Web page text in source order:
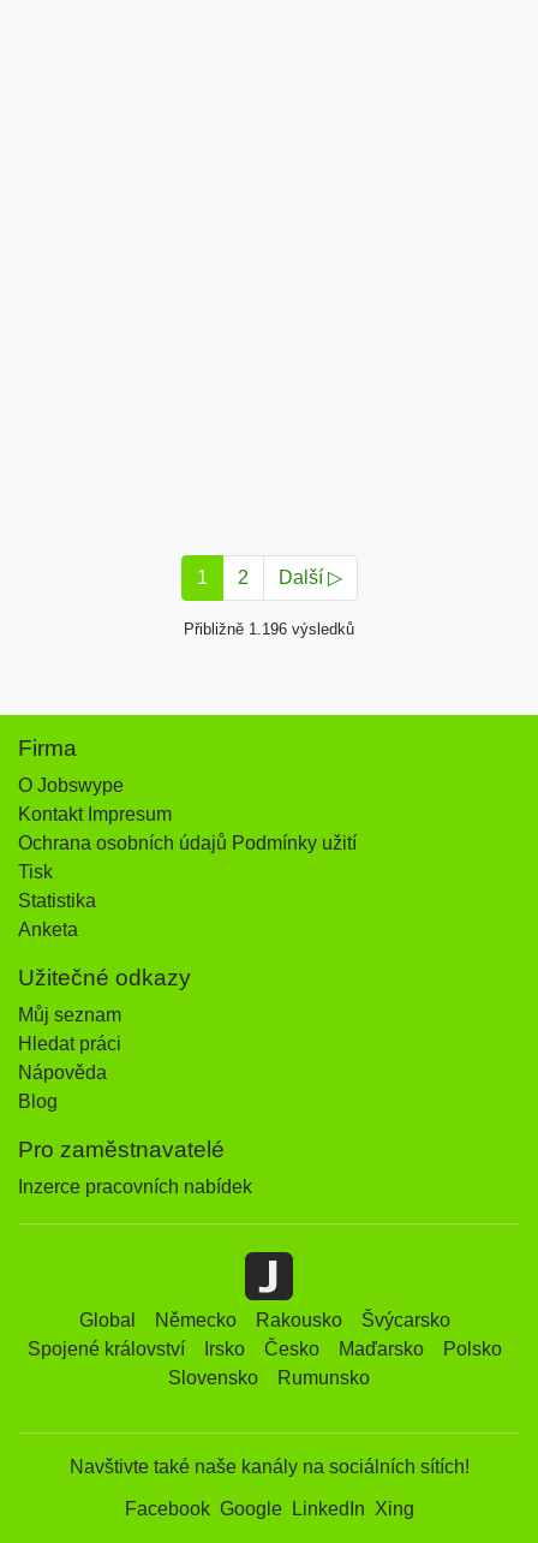
1 2 Další ▷
Přibližně 1.196 výsledků
Firma
O Jobswype
Kontakt Impresum
Ochrana osobních údajů Podmínky užití
Tisk
Statistika
Anketa
Užitečné odkazy
Můj seznam
Hledat práci
Nápověda
Blog
Pro zaměstnavatelé
Inzerce pracovních nabídek
Global Německo Rakousko
Švýcarsko
Spojené království
Irsko Česko Maďarsko
Polsko
Slovensko
Rumunsko
Navštivte také naše kanály na sociálních sítích!
Facebook Google LinkedIn Xing